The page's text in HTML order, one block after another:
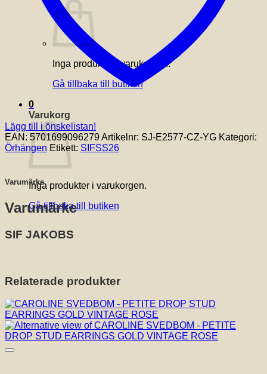
Inga produkter i varukorgen.
Gå tillbaka till butiken
0
Varukorg
Inga produkter i varukorgen.
Gå tillbaka till butiken
Lägg till i önskelistan!
EAN: 5701699096279Artikelnr: SJ-E2577-CZ-YG Kategori:
Örhängen Etikett: SIFSS26
Varumärke
Varumärke
SIF JAKOBS
Relaterade produkter